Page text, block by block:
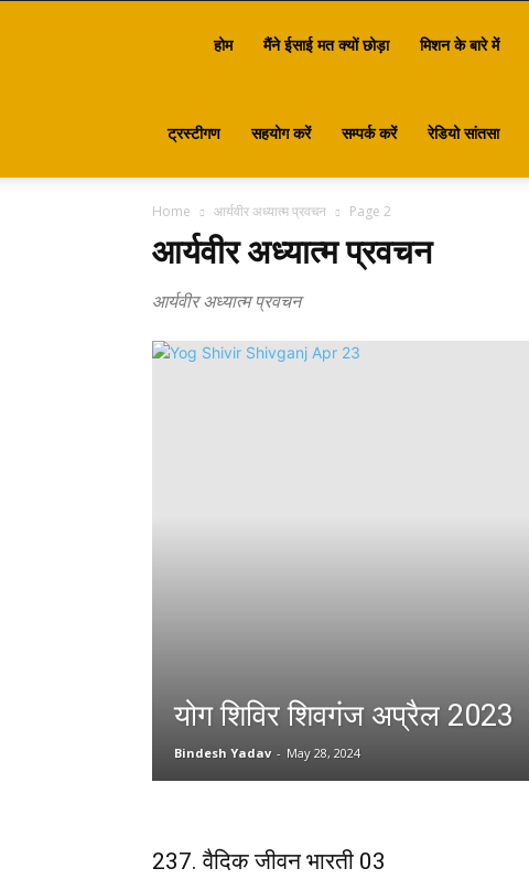
होम मैंने ईसाई मत क्यों छोड़ा मिशन के बारे में
ट्रस्टीगण सहयोग करें सम्पर्क करें रेडियो सांतसा
Home आर्यवीर अध्यात्म प्रवचन Page 2
आर्यवीर अध्यात्म प्रवचन
आर्यवीर अध्यात्म प्रवचन
योग शिविर शिवगंज अप्रैल 2023
Bindesh Yadav - May 28, 2024
237. वैदिक जीवन भारती 03